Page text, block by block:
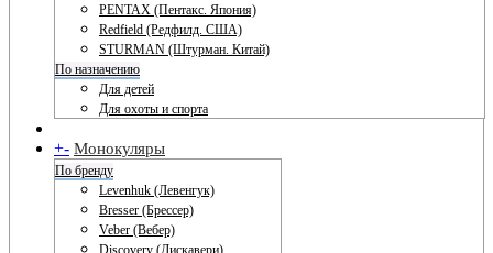
PENTAX (Пентакс. Япония)
Redfield (Редфилд. США)
STURMAN (Штурман. Китай)
По назначению
Для детей
Для охоты и спорта
+- Монокуляры
По бренду
Levenhuk (Левенгук)
Bresser (Брессер)
Veber (Вебер)
Discovery (Дискавери)